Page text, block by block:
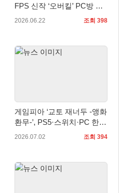
FPS 신작 ‘오버킬’ PC방 서
비스 시작
2026.06.22 조회 398
게임피아 ‘교토 재너두 -앵화
환무-’, PS5·스위치·PC 한국
어판 예약판매… 7월 16일
2026.07.02 조회 394